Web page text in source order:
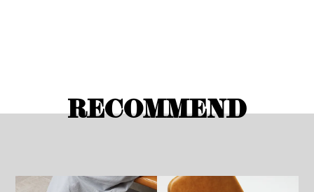
RECOMMEND